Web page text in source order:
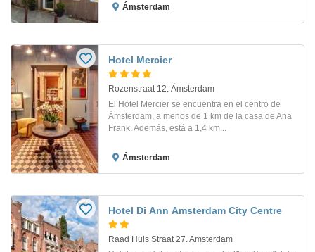
Ámsterdam
Hotel Mercier
Rozenstraat 12. Ámsterdam
El Hotel Mercier se encuentra en el centro de
Ámsterdam, a menos de 1 km de la casa de Ana
Frank. Además, está a 1,4 km...
Ámsterdam
Hotel Di Ann Amsterdam City Centre
Raad Huis Straat 27. Amsterdam